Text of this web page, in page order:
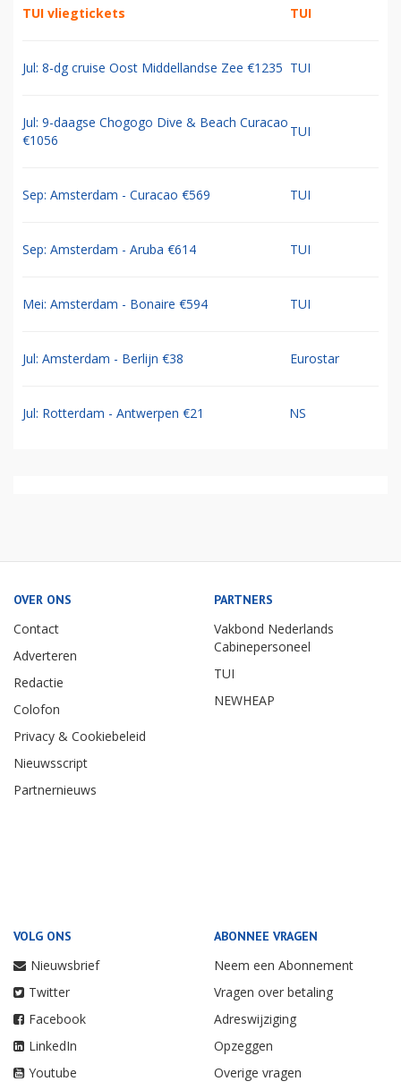
TUI vliegtickets TUI
Jul: 8-dg cruise Oost Middellandse Zee €1235 TUI
Jul: 9-daagse Chogogo Dive & Beach Curacao
€1056
TUI
Sep: Amsterdam - Curacao €569 TUI
Sep: Amsterdam - Aruba €614 TUI
Mei: Amsterdam - Bonaire €594 TUI
Jul: Amsterdam - Berlijn €38 Eurostar
Jul: Rotterdam - Antwerpen €21 NS
OVER ONS
Contact
Adverteren
Redactie
Colofon
Privacy & Cookiebeleid
Nieuwsscript
Partnernieuws
PARTNERS
Vakbond Nederlands
Cabinepersoneel
TUI
NEWHEAP
VOLG ONS
Nieuwsbrief
Twitter
Facebook
LinkedIn
Youtube
ABONNEE VRAGEN
Neem een Abonnement
Vragen over betaling
Adreswijziging
Opzeggen
Overige vragen